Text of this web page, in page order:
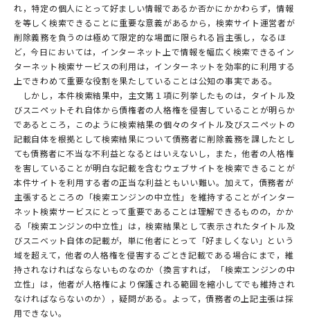
れ，特定の個人にとって好ましい情報であるか否かにかかわらず，情報
を等しく検索できることに重要な意義があるから，検索サイト運営者が
削除義務を負うのは極めて限定的な場面に限られる旨主張し，なるほ
ど，今日においては，インターネット上で情報を幅広く検索できるイン
ターネット検索サービスの利用は，インターネットを効率的に利用する
上できわめて重要な役割を果たしていることは公知の事実である。
しかし，本件検索結果中，主文第１項に列挙したものは，タイトル及
びスニペットそれ自体から債権者の人格権を侵害していることが明らか
であるところ，このように検索結果の個々のタイトル及びスニペットの
記載自体を根拠として検索結果について債務者に削除義務を課したとし
ても債務者に不当な不利益となるとはいえないし，また，他者の人格権
を害していることが明白な記載を含むウェブサイトを検索できることが
本件サイトを利用する者の正当な利益ともいい難い。加えて，債務者が
主張するところの「検索エンジンの中立性」を維持することがインター
ネット検索サービスにとって重要であることは理解できるものの，かか
る「検索エンジンの中立性」は，検索結果として表示されたタイトル及
びスニベット自体の記載が，単に他者にとって「好ましくない」という
域を超えて，他者の人格権を侵害するごとき記載である場合にまで，維
持されなければならないものなのか（換言すれば，「検索エンジンの中
立性」は，他者が人格権により保護される範囲を縮小してでも維持され
なければならないのか），疑問がある。よって，債務者の上記主張は採
用できない。